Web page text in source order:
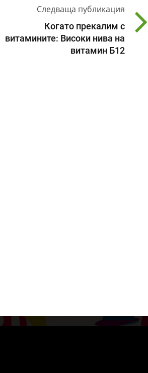
Следваща публикация
Когато прекалим с
витамините: Високи нива на
витамин Б12